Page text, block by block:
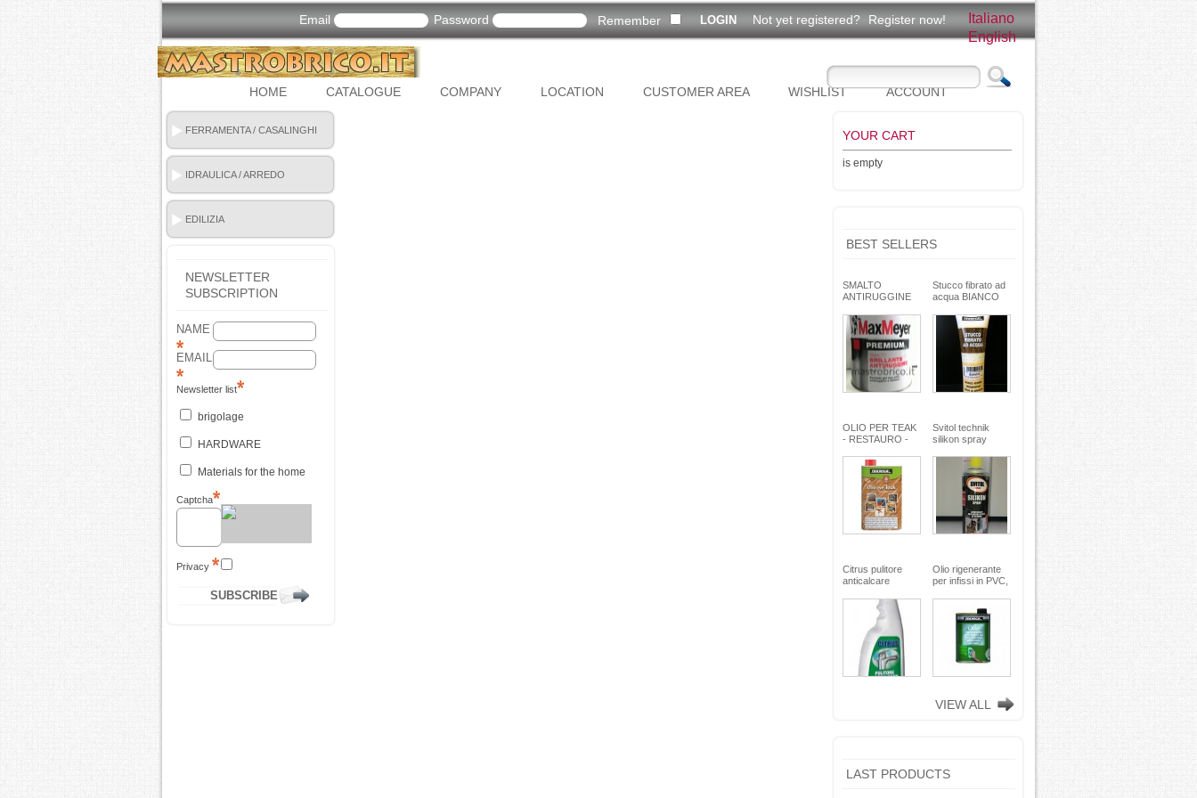
Italiano
English
Email Password Remember Not yet registered? Register now!
HOME CATALOGUE COMPANY LOCATION CUSTOMER AREA WISHLIST ACCOUNT
FERRAMENTA / CASALINGHI
IDRAULICA / ARREDO
BAGNO
EDILIZIA
NEWSLETTER
SUBSCRIPTION
NAME
EMAIL
Newsletter list
brigolage
HARDWARE
Materials for the home
Captcha
Privacy
YOUR CART
is empty
BEST SELLERS
SMALTO
ANTIRUGGINE
gel - non cola -
Max Meyer
Stucco fibrato ad
acqua BIANCO
riempitivo non si
spacca -
TEKNICA
OLIO PER TEAK
- RESTAURO -
di oli pregiati -
MaxMeyer -
TEKNICA
Svitol technik
silikon spray
Citrus pulitore
anticalcare
con nebulizzatore
- faren industrie
chimiche spa
Olio rigenerante
per infissi in PVC,
TEKNICA -
TEKNICA
VIEW ALL
LAST PRODUCTS